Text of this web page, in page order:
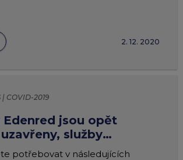
2. 12. 2020
| COVID-2019
Edenred jsou opět
služby
nadále!
potřebovat v následujících